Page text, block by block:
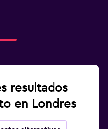
resultados
en Londres